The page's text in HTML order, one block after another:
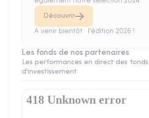
Découvrir
A venir bientôt : l'édition 2026 !
Les fonds de nos partenaires
Les performances en direct des
d'investissement